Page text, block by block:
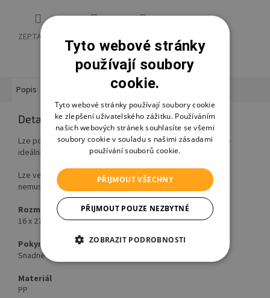
ZEPTAT SE SDÍLET
Popis Diskuze Ostatní informace
Detailní popis produktu
Lze použít jako praktický koš nebo organizér do kterého je
ideální uložit kosmetiku, pleny atd..
Lze velmi snadno čistit a o výdrž motivu se při čištění bát
nemusíte díky odolné grafice IML.
Rozměry
16 x 27 x 18 cm
Pokyny k péči
Snadné čištění: Otřete vlhkým hadříkem nebo houbou
Materiál
PP
Tyto webové stránky
používají soubory
cookie.
Tyto webové stránky používají soubory cookie
ke zlepšení uživatelského zážitku. Používáním
našich webových stránek souhlasíte se všemi
soubory cookie v souladu s našimi zásadami
používání souborů cookie.
PŘIJMOUT VŠECHNY
PŘIJMOUT POUZE NEZBYTNÉ
ZOBRAZIT PODROBNOSTI